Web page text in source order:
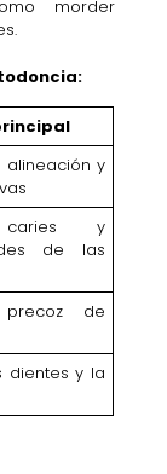
morder
alineación y
caries y
de las
precoz de
dientes y la